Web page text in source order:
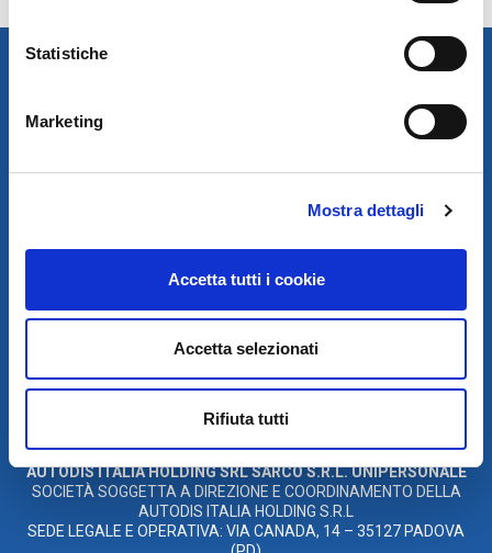
Statistiche
Marketing
Mostra dettagli
Accetta tutti i cookie
Accetta selezionati
Rifiuta tutti
DI TELEASSISTENZA
© 2021
È UN MARCHIO DI AUTODIS ITALIA HOLDING
AUTODIS ITALIA HOLDING SRLSARCO S.R.L. UNIPERSONALE
SOCIETÀ SOGGETTA A DIREZIONE E COORDINAMENTO DELLA
AUTODIS ITALIA HOLDING S.R.L
SEDE LEGALE E OPERATIVA: VIA CANADA, 14 – 35127 PADOVA